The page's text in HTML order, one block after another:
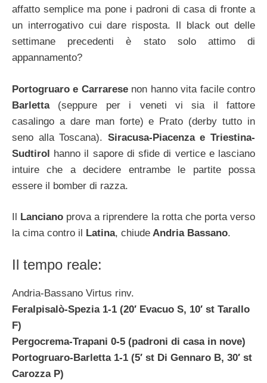
affatto semplice ma pone i padroni di casa di fronte a
un interrogativo cui dare risposta. Il black out delle
settimane precedenti è stato solo attimo di
appannamento?
Portogruaro e Carraresenon hanno vita facile contro
Barletta(seppure per i veneti vi sia il fattore
casalingo a dare man forte) e Prato (derby tutto in
seno alla Toscana). Siracusa-Piacenza e Triestina-
Sudtirol hanno il sapore di sfide di vertice e lasciano
intuire che a decidere entrambe le partite possa
essere il bomber di razza.
Lanciano prova a riprendere la rotta che porta verso
la cima contro il
Latina, chiude Andria Bassano.
Il tempo reale:
Andria-Bassano Virtus rinv.
Feralpisalò-Spezia 1-1 (20′ Evacuo S, 10′ st Tarallo
F)
Pergocrema-Trapani 0-5 (padroni di casa in nove)
Portogruaro-Barletta 1-1 (5′ st Di Gennaro B, 30′ st
Carozza P)